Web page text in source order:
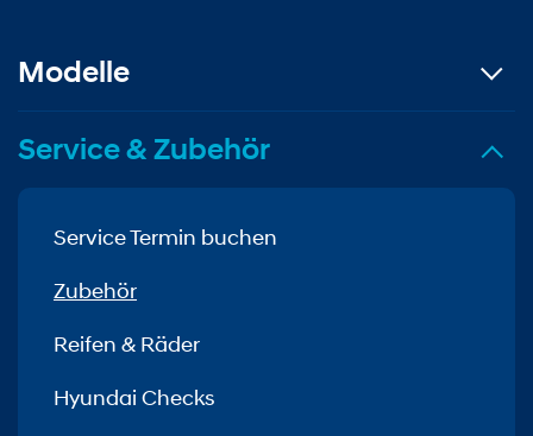
Modelle
Service & Zubehör
Service Termin buchen
Zubehör
Reifen & Räder
Hyundai Checks